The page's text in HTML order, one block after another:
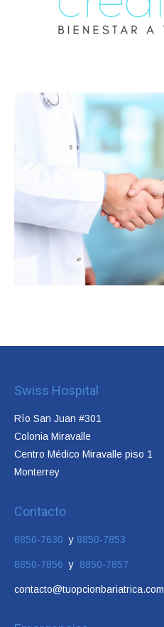
Swiss Hospital
Río San Juan #301
Colonia Miravalle
Centro Médico Miravalle piso 1
Monterrey
Contacto
8850-7630 y 8850-7853
8850-7856y 8850-7857
contacto@tuopcionbariatrica.com